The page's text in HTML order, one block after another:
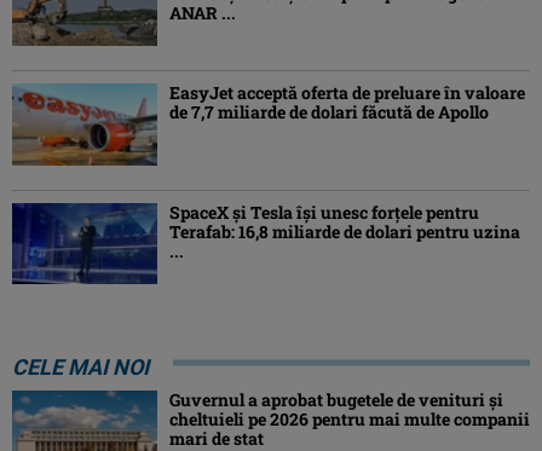
ANAR ...
EasyJet acceptă oferta de preluare în valoare
de 7,7 miliarde de dolari făcută de Apollo
SpaceX și Tesla își unesc forțele pentru
Terafab: 16,8 miliarde de dolari pentru uzina
...
CELE MAI NOI
Guvernul a aprobat bugetele de venituri și
cheltuieli pe 2026 pentru mai multe companii
mari de stat